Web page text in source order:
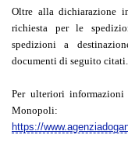
Oltre alla dichiarazione
richiesta per le
spedizioni a
documenti di seguito citati.
Per ulteriori
Monopoli:
https://